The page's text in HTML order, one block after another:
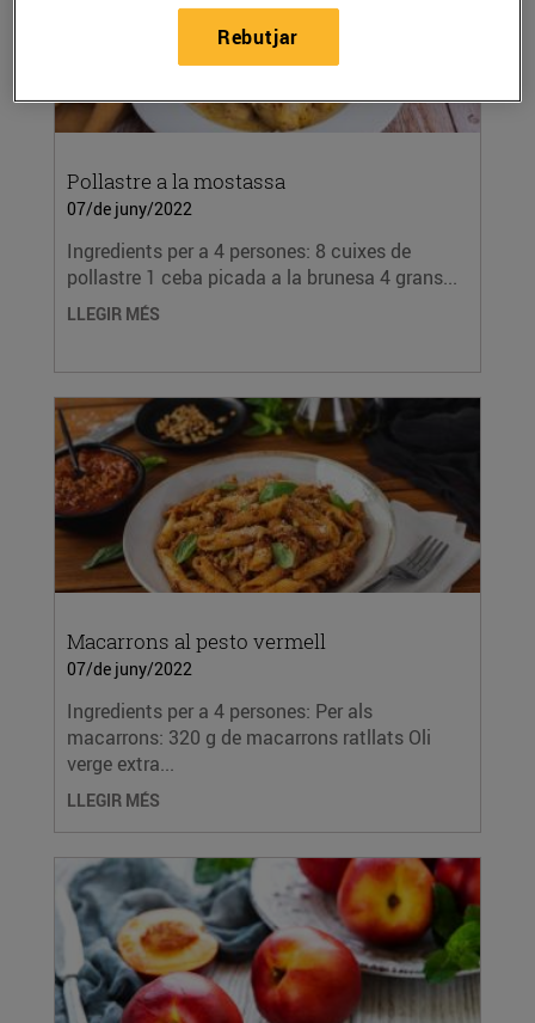
Pollastre a la mostassa
07/de juny/2022
Ingredients per a 4 persones: 8 cuixes de
pollastre 1 ceba picada a la brunesa 4 grans...
LLEGIR MÉS
Macarrons al pesto vermell
07/de juny/2022
Ingredients per a 4 persones: Per als
macarrons: 320 g de macarrons ratllats Oli
verge extra...
LLEGIR MÉS
Rebutjar